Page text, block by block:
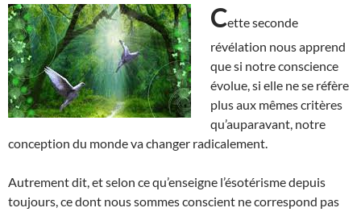
Cette seconde
révélation nous apprend
que si notre conscience
évolue, si elle ne se réfère
plus aux mêmes critères
qu’auparavant, notre
conception du monde va changer radicalement.
Autrement dit, et selon ce qu’enseigne l’ésotérisme depuis
toujours, ce dont nous sommes conscient ne correspond pas